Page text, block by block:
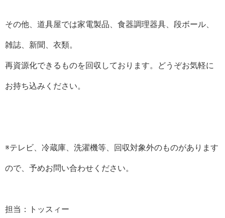
その他、道具屋では家電製品、食器調理器具、段ボール、
雑誌、新聞、衣類。
再資源化できるものを回収しております。どうぞお気軽に
お持ち込みください。
※テレビ、冷蔵庫、洗濯機等、回収対象外のものがあります
ので、予めお問い合わせください。
担当：トッスィー